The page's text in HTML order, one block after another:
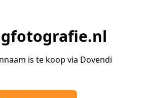
is te koop via Dovendi